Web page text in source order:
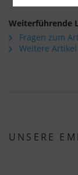
Weiterführende
Fragen zum
Weitere
UNSERE
Akkordeon-
"nur